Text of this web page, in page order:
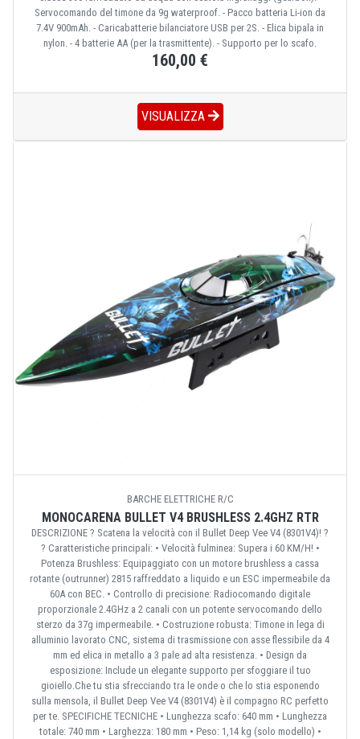
Servocomando del timone da 9g waterproof. - Pacco batteria Li-ion da
7.4V 900mAh. - Caricabatterie bilanciatore USB per 2S. - Elica bipala in
nylon. - 4 batterie AA (per la trasmittente). - Supporto per lo scafo.
160,00 €
VISUALIZZA
BARCHE ELETTRICHE R/C
MONOCARENA BULLET V4 BRUSHLESS 2.4GHZ RTR
DESCRIZIONE ? Scatena la velocità con il Bullet Deep Vee V4 (8301V4)! ?
? Caratteristiche principali: • Velocità fulminea: Supera i 60 KM/H! •
Potenza Brushless: Equipaggiato con un motore brushless a cassa
rotante (outrunner) 2815 raffreddato a liquido e un ESC impermeabile da
60A con BEC. • Controllo di precisione: Radiocomando digitale
proporzionale 2.4GHz a 2 canali con un potente servocomando dello
sterzo da 37g impermeabile. • Costruzione robusta: Timone in lega di
alluminio lavorato CNC, sistema di trasmissione con asse flessibile da 4
mm ed elica in metallo a 3 pale ad alta resistenza. • Design da
esposizione: Include un elegante supporto per sfoggiare il tuo
gioiello.Che tu stia sfrecciando tra le onde o che lo stia esponendo
sulla mensola, il Bullet Deep Vee V4 (8301V4) è il compagno RC perfetto
per te. SPECIFICHE TECNICHE • Lunghezza scafo: 640 mm • Lunghezza
totale: 740 mm • Larghezza: 180 mm • Peso: 1,14 kg (solo modello) •